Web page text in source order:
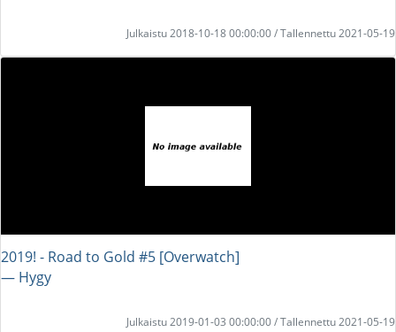
Julkaistu 2018-10-18 00:00:00 / Tallennettu 2021-05-19
2019! - Road to Gold #5 [Overwatch]
― Hygy
Julkaistu 2019-01-03 00:00:00 / Tallennettu 2021-05-19